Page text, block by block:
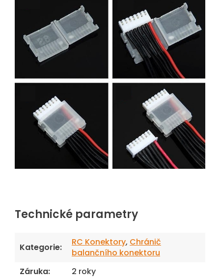
Technické parametry
Kategorie: RC Konektory, Chránič
balančního konektoru
Záruka:
2 roky